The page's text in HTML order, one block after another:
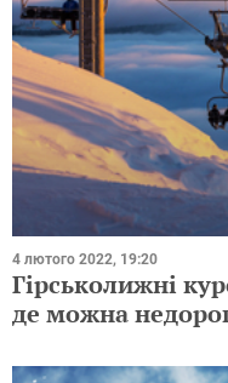
4 лютого 2022, 19:20
Гірськолижні
де можна